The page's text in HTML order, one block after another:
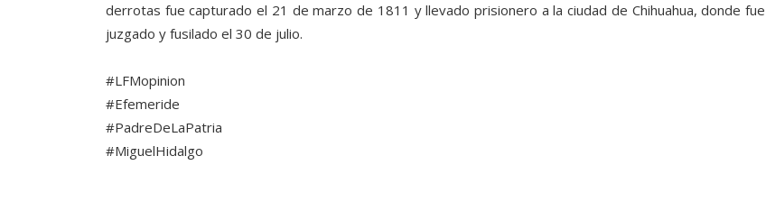
derrotas fue capturado el 21 de marzo de 1811 y llevado prisionero a la ciudad de Chihuahua, donde fue
juzgado y fusilado el 30 de julio.
#LFMopinion
#Efemeride
#PadreDeLaPatria
#MiguelHidalgo